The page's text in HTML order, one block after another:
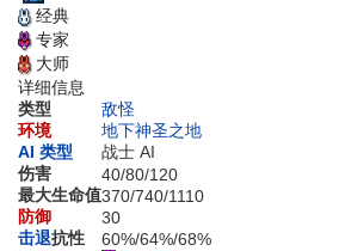
航
索 经典
专家
大师
详细信息
类型
敌怪
环境
地下神圣之地
AI 类型
战士 AI
伤害
40/80/120
最大生命值370/740/1110
防御
30
击退抗性 60%/64%/68%